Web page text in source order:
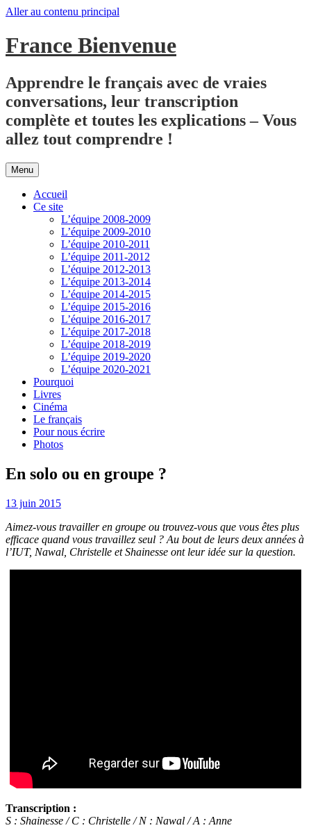
Aller au contenu principal
France Bienvenue
Apprendre le français avec de vraies
conversations, leur transcription
complète et toutes les explications – Vous
allez tout comprendre !
Menu
Accueil
Ce site
L’équipe 2008-2009
L’équipe 2009-2010
L’équipe 2010-2011
L’équipe 2011-2012
L’équipe 2012-2013
L’équipe 2013-2014
L’équipe 2014-2015
L’équipe 2015-2016
L’équipe 2016-2017
L’équipe 2017-2018
L’équipe 2018-2019
L’équipe 2019-2020
L’équipe 2020-2021
Pourquoi
Livres
Cinéma
Le français
Pour nous écrire
Photos
En solo ou en groupe ?
13 juin 2015
Aimez-vous travailler en groupe ou trouvez-vous que vous êtes plus
efficace quand vous travaillez seul ? Au bout de leurs deux années à
l’IUT, Nawal, Christelle et Shainesse ont leur idée sur la question.
Transcription :
S : Shainesse / C : Christelle / N : Nawal / A : Anne